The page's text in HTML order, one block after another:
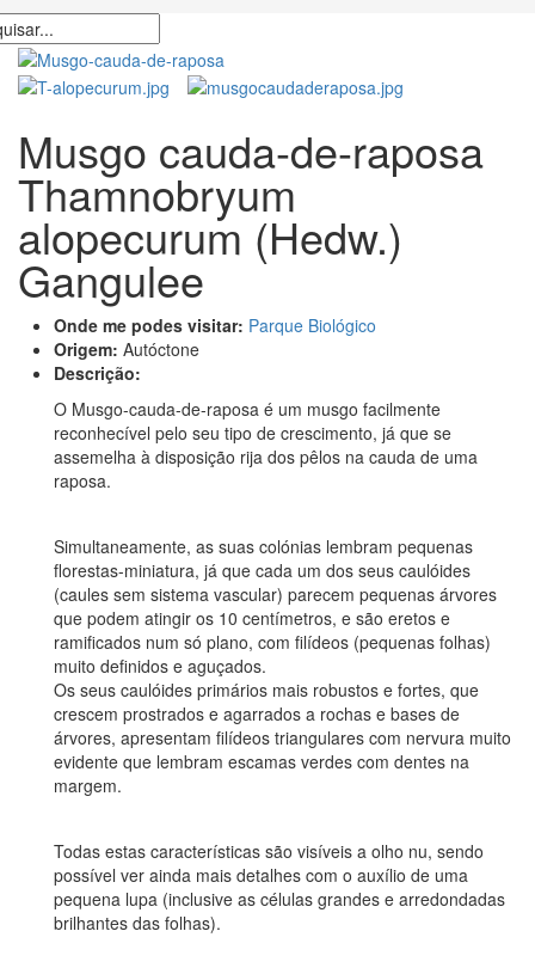
Musgo cauda-de-raposa
Thamnobryum
alopecurum (Hedw.)
Gangulee
Onde me podes visitar: Parque Biológico
Origem: Autóctone
Descrição:
O Musgo-cauda-de-raposa é um musgo facilmente
reconhecível pelo seu tipo de crescimento, já que se
assemelha à disposição rija dos pêlos na cauda de uma
raposa.
Simultaneamente, as suas colónias lembram pequenas
florestas-miniatura, já que cada um dos seus caulóides
(caules sem sistema vascular) parecem pequenas árvores
que podem atingir os 10 centímetros, e são eretos e
ramificados num só plano, com filídeos (pequenas folhas)
muito definidos e aguçados.
Os seus caulóides primários mais robustos e fortes, que
crescem prostrados e agarrados a rochas e bases de
árvores, apresentam filídeos triangulares com nervura muito
evidente que lembram escamas verdes com dentes na
margem.
Todas estas características são visíveis a olho nu, sendo
possível ver ainda mais detalhes com o auxílio de uma
pequena lupa (inclusive as células grandes e arredondadas
brilhantes das folhas).